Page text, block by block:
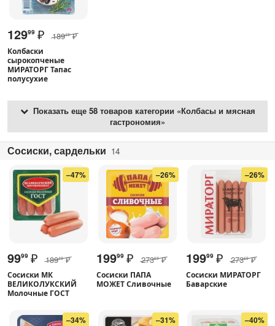
12999 ₽ 18949 ₽
Колбаски
сырокопченые
МИРАТОРГ Тапас
полусухие
Показать еще 58 товаров категории «Колбасы и мясная
гастрономия»
Сосиски, сардельки 14
–47%
9999 ₽ 18949 ₽
Сосиски МК
ВЕЛИКОЛУКСКИЙ
Молочные ГОСТ
–26%
19999 ₽ 27369 ₽
Сосиски ПАПА
МОЖЕТ Сливочные
–26%
19999 ₽ 27369 ₽
Сосиски МИРАТОРГ
Баварские
–34% –31% –40%